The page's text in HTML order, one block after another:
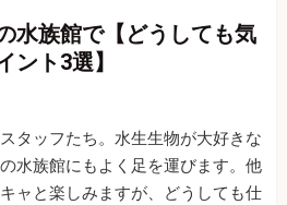
水族館で【どうしても気
ント3選】
タッフたち。水生生物が大好きな
水族館にもよく足を運びます。他
ャと楽しみますが、どうしても仕